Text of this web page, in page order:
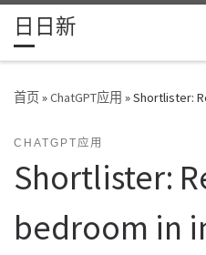
Skip to content
日日新
首页»ChatGPT应用 »Shortlister:
CHATGPT应用
Shortlister:
bedroom in